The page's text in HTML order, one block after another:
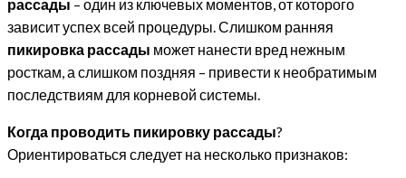
рассады – один из ключевых моментов, от которого
зависит успех всей процедуры. Слишком ранняя
пикировка рассады может нанести вред нежным
росткам, а слишком поздняя – привести к необратимым
последствиям для корневой системы.
Когда проводить пикировку рассады?
Ориентироваться следует на несколько признаков: